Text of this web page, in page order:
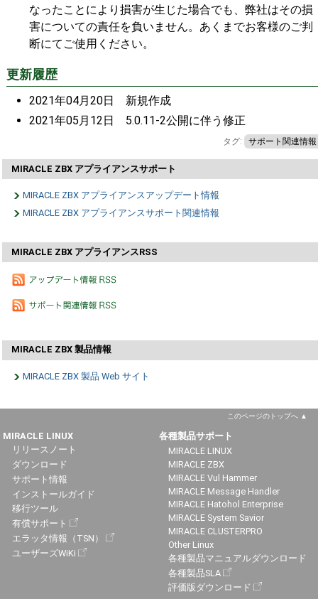
なったことにより損害が生じた場合でも、弊社はその損
害についての責任を負いません。あくまでお客様のご判
断にてご使用ください。
更新履歴
2021年04月20日 新規作成
2021年05月12日 5.0.11-2公開に伴う修正
タグ: サポート関連情報
MIRACLE ZBX アプライアンスサポート
MIRACLE ZBX アプライアンスアップデート情報
MIRACLE ZBX アプライアンスサポート関連情報
MIRACLE ZBX アプライアンスRSS
MIRACLE ZBX 製品情報
MIRACLE ZBX 製品 Web サイト
このページのトップへ
MIRACLE LINUX
リリースノート
ダウンロード
サポート情報
インストールガイド
移行ツール
有償サポート
エラッタ情報（TSN）
ユーザーズWiKi
各種製品サポート
MIRACLE LINUX
MIRACLE ZBX
MIRACLE Vul Hammer
MIRACLE Message Handler
MIRACLE Hatohol Enterprise
MIRACLE System Savior
MIRACLE CLUSTERPRO
Other Linux
各種製品マニュアルダウンロード
各種製品SLA
評価版ダウンロード